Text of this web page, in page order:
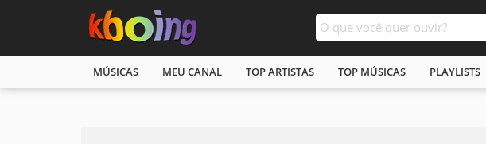
MÚSICAS MEU CANAL TOP ARTISTAS TOP MÚSICAS PLAYLISTS